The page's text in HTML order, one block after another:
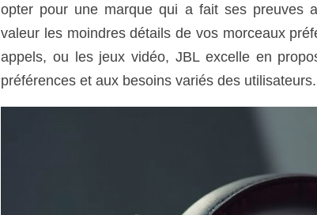
opter pour une marque qui a fait ses preuves
valeur les moindres détails de vos morceaux
appels, ou les jeux vidéo, JBL excelle en
préférences et aux besoins variés des utilisateurs.